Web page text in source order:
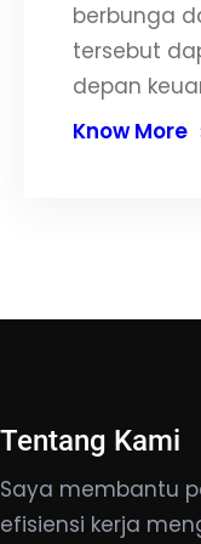
berbunga
tersebut
depan
Know More
Tentang Kami
Saya membantu
efisiensi kerja